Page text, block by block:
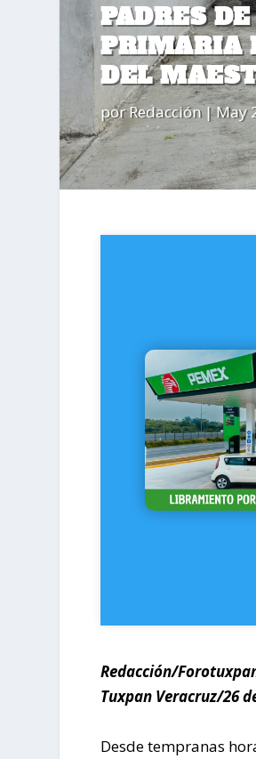
PADRES
PRIMARIA
DEL
porRedacción|May
Redacción/
Tuxpan Veracruz/26
Desde tempranas